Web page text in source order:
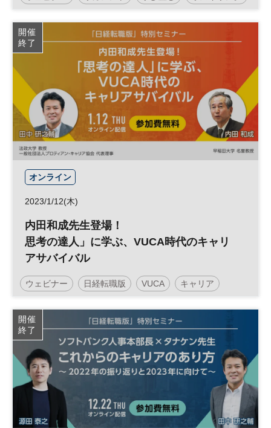
スキルアップ マネジメント キャリア 人事
人材育成 参加無料
開催
終了
オンライン
2023/1/12(木)
内田和成先生登場！
思考の達人」に学ぶ、VUCA時代のキャリ
アサバイバル
ウェビナー 日経転職版 VUCA キャリア
参加無料
開催
終了